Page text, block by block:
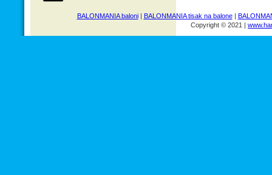
BALONMANIA baloni| BALONMANIA tisak na balone|
Copyright © 2021 |